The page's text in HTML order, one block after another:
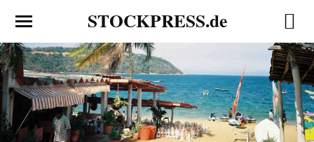
STOCKPRESS.de